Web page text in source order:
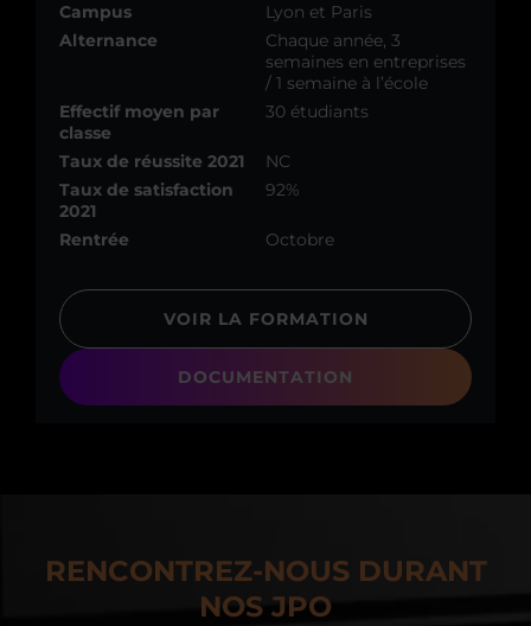
Campus
Lyon et Paris
Alternance
Chaque année, 3
semaines en entreprises
/ 1 semaine à l’école
Effectif moyen par
classe
30 étudiants
Taux de réussite 2021
NC
Taux de satisfaction
2021
92%
Rentrée Octobre
VOIR LA FORMATION
DOCUMENTATION
RENCONTREZ-NOUS DURANT
NOS JPO